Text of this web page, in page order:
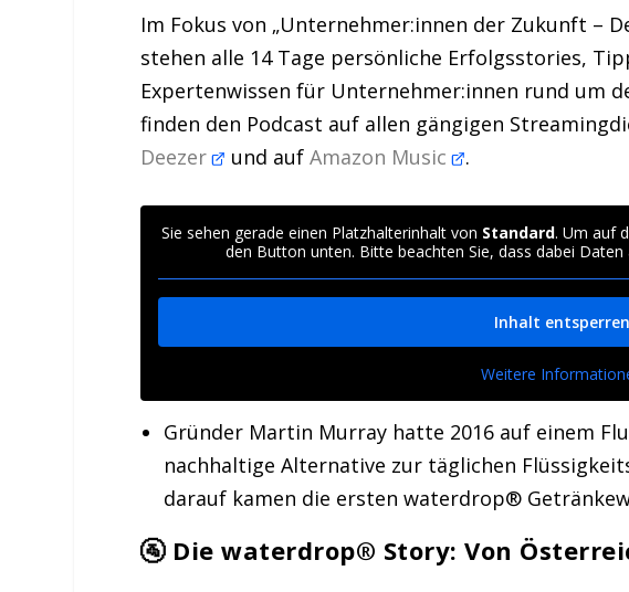
Im Fokus von „Unternehmer:innen der Zukunft –
stehen alle 14 Tage persönliche Erfolgsstories,
Expertenwissen für Unternehmer:innen rund um
finden den Podcast auf allen gängigen
Deezer
und aufAmazon Music .
Sie sehen gerade einen Platzhalterinhalt von Standard. Um auf
den Button unten. Bitte beachten Sie, dass dabei
Inhalt
Weitere
Gründer Martin Murray hatte 2016 auf einem
nachhaltige Alternative zur täglichen
darauf kamen die ersten waterdrop®
🚰 Die waterdrop® Story: Von